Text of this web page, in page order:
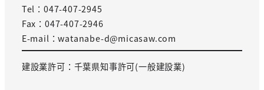
Tel：047-407-2945
Fax：047-407-2946
E-mail：watanabe-d@micasaw.com
建設業許可：千葉県知事許可(一般建設業)